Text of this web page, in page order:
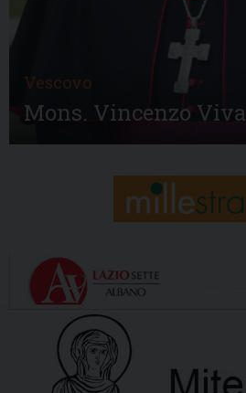
Vescovo
Mons. Vincenzo Viva